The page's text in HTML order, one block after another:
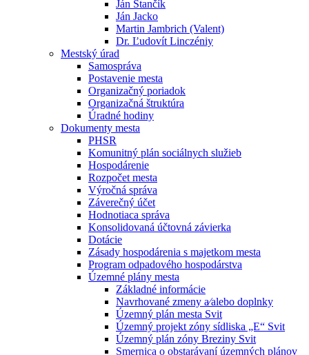
Ján Stančík
Ján Jacko
Martin Jambrich (Valent)
Dr. Ľudovít Linczéniy
Mestský úrad
Samospráva
Postavenie mesta
Organizačný poriadok
Organizačná štruktúra
Úradné hodiny
Dokumenty mesta
PHSR
Komunitný plán sociálnych služieb
Hospodárenie
Rozpočet mesta
Výročná správa
Záverečný účet
Hodnotiaca správa
Konsolidovaná účtovná závierka
Dotácie
Zásady hospodárenia s majetkom mesta
Program odpadového hospodárstva
Územné plány mesta
Základné informácie
Navrhované zmeny a⁄alebo doplnky
Územný plán mesta Svit
Územný projekt zóny sídliska „E“ Svit
Územný plán zóny Breziny Svit
Smernica o obstarávaní územných plánov